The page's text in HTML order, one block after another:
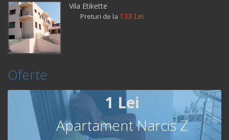
Vila Etikette
Preturi de la 133 Lei
Oferte
1 Lei
Apartament Narcis Z